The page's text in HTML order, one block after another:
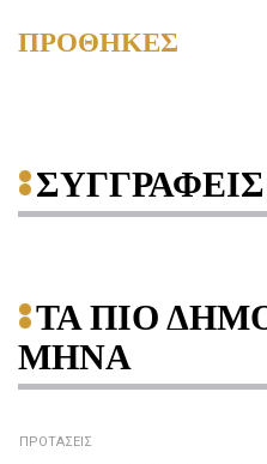
ΠΡΟΘΗΚΕΣ
ΣΥΓΓΡΑΦΕΙΣ
ΤΑ ΠΙΟ
ΜΗΝΑ
ΠΡΟΤΑΣΕΙΣ